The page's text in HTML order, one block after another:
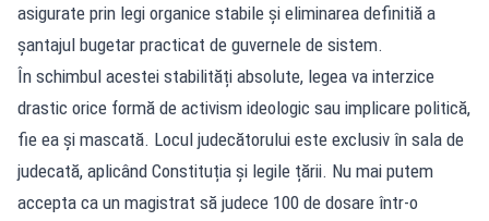
asigurate prin legi organice stabile și eliminarea definitiă a
șantajul bugetar practicat de guvernele de sistem.
În schimbul acestei stabilități absolute, legea va interzice
drastic orice formă de activism ideologic sau implicare politică,
fie ea și mascată. Locul judecătorului este exclusiv în sala de
judecată, aplicând Constituția și legile țării. Nu mai putem
accepta ca un magistrat să judece 100 de dosare într-o